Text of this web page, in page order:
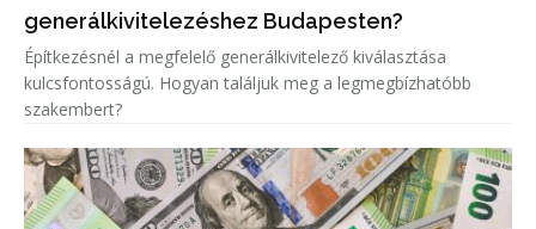
generálkivitelezéshez Budapesten?
Építkezésnél a megfelelő generálkivitelező kiválasztása
kulcsfontosságú. Hogyan találjuk meg a legmegbízhatóbb
szakembert?